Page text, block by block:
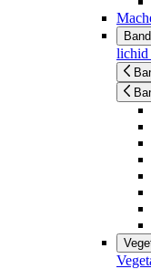
lichid